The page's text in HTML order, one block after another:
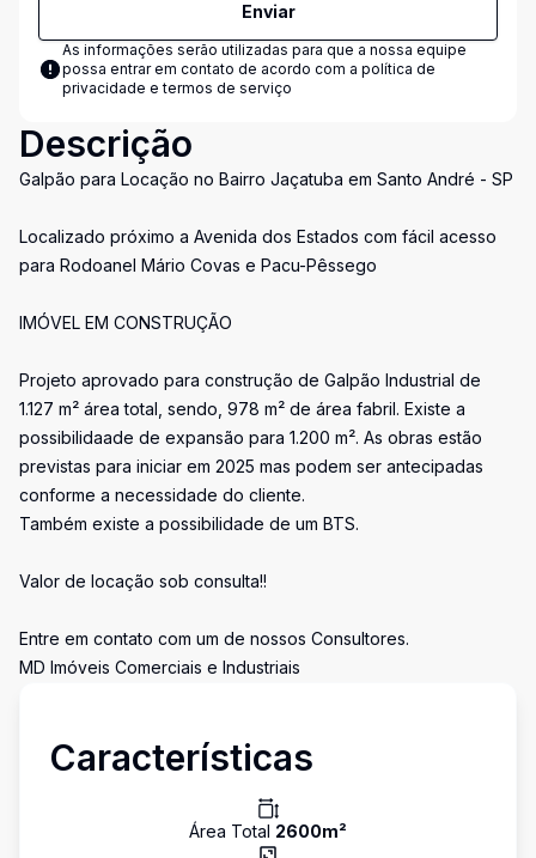
Enviar
As informações serão utilizadas para que a nossa equipe
possa entrar em contato de acordo com a política de
privacidade e termos de serviço
Descrição
Galpão para Locação no Bairro Jaçatuba em Santo André - SP
Localizado próximo a Avenida dos Estados com fácil acesso
para Rodoanel Mário Covas e Pacu-Pêssego
IMÓVEL EM CONSTRUÇÃO
Projeto aprovado para construção de Galpão Industrial de
1.127 m² área total, sendo, 978 m² de área fabril. Existe a
possibilidaade de expansão para 1.200 m². As obras estão
previstas para iniciar em 2025 mas podem ser antecipadas
conforme a necessidade do cliente.
Também existe a possibilidade de um BTS.
Valor de locação sob consulta!!
Entre em contato com um de nossos Consultores.
MD Imóveis Comerciais e Industriais
Características
Área Total 2600m²